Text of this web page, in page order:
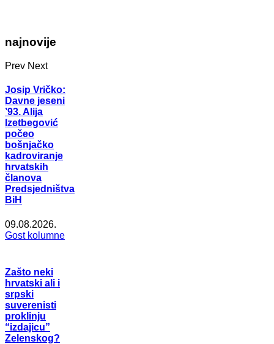
najnovije
Prev Next
Josip Vričko:
Davne jeseni
’93. Alija
Izetbegović
počeo
bošnjačko
kadroviranje
hrvatskih
članova
Predsjedništva
BiH
09.08.2026.
Gost kolumne
Zašto neki
hrvatski ali i
srpski
suverenisti
proklinju
“izdajicu”
Zelenskog?